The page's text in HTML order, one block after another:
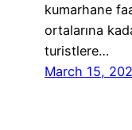
kumarhane
ortalarına
turistlere…
March 15,